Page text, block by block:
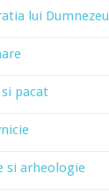
lui Dumnezeu
pacat
si arheologie